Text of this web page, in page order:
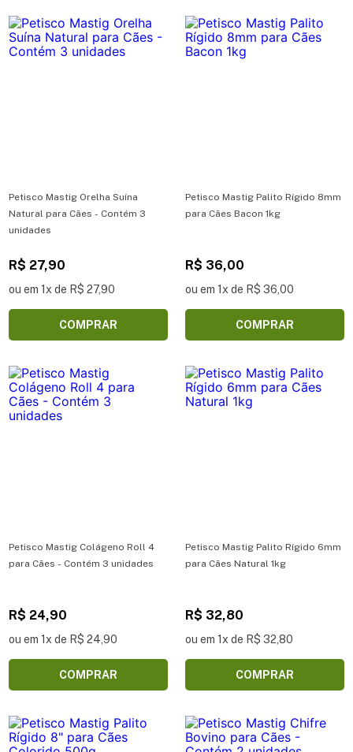
Petisco Mastig Orelha Suína
Natural para Cães - Contém 3
unidades
R$ 27,90
ou em 1x de R$ 27,90
COMPRAR
Petisco Mastig Palito Rígido 8mm
para Cães Bacon 1kg
R$ 36,00
ou em 1x de R$ 36,00
COMPRAR
Petisco Mastig Colágeno Roll 4
para Cães - Contém 3 unidades
R$ 24,90
ou em 1x de R$ 24,90
COMPRAR
Petisco Mastig Palito Rígido 6mm
para Cães Natural 1kg
R$ 32,80
ou em 1x de R$ 32,80
COMPRAR